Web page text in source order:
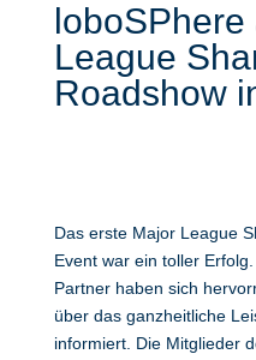
League
Roadshow
Das erste Major League
Event war ein toller
Partner haben sich
über das ganzheitliche
informiert. Die Mitglieder